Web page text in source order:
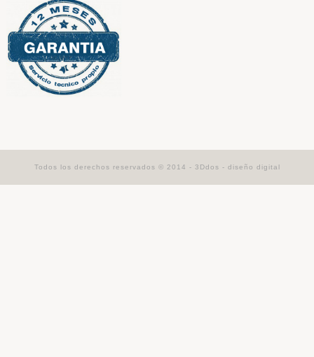
Todos los derechos reservados © 2014 - 3Ddos - diseño digital